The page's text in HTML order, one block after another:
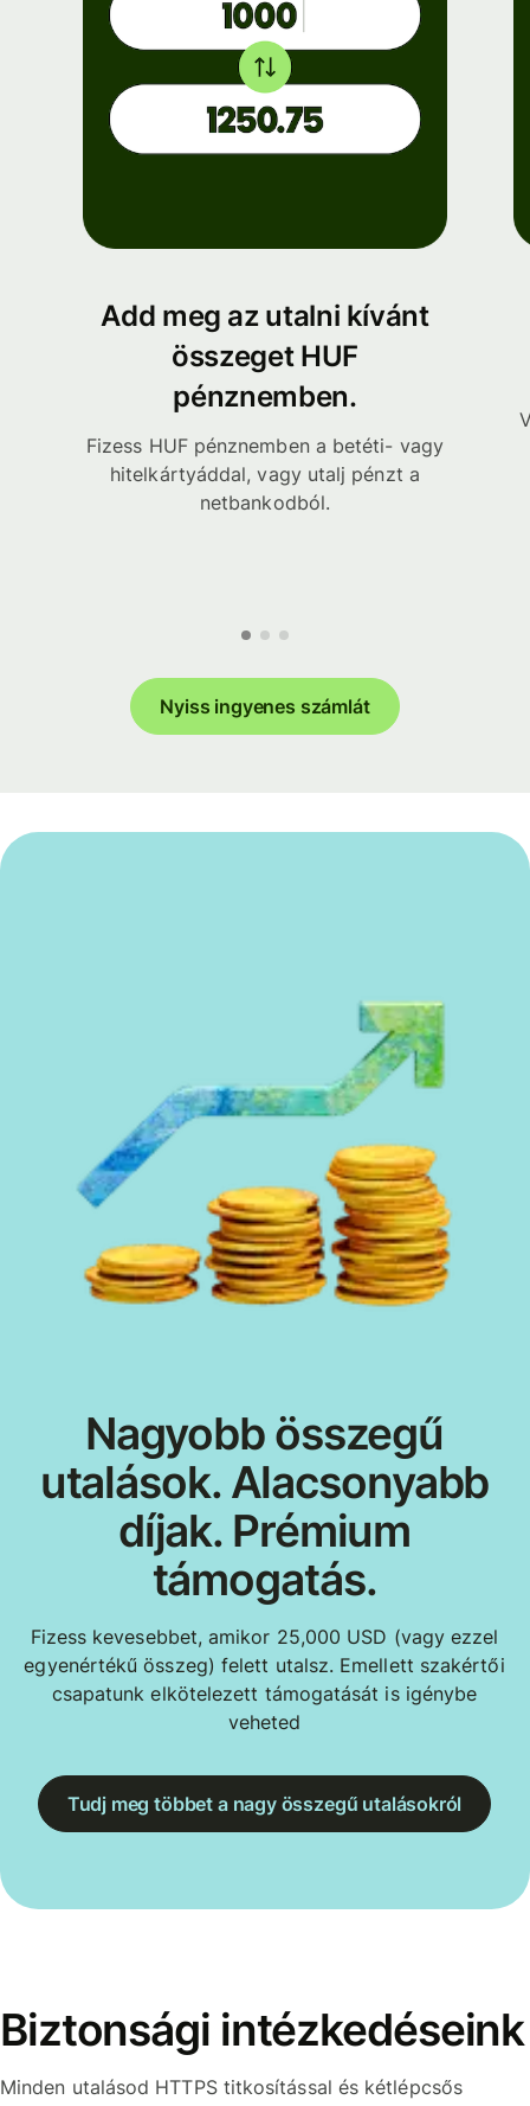
Add meg az utalni kívánt
összeget HUF
pénznemben.
Fizess HUF pénznemben a betéti- vagy
hitelkártyáddal, vagy utalj pénzt a
netbankodból.
Nyiss ingyenes számlát
Nagyobb összegű
utalások. Alacsonyabb
díjak. Prémium
támogatás.
Fizess kevesebbet, amikor 25,000 USD (vagy ezzel
egyenértékű összeg) felett utalsz. Emellett szakértői
csapatunk elkötelezett támogatását is igénybe
veheted
Tudj meg többet a nagy összegű utalásokról
Biztonsági intézkedéseink
Minden utalásod HTTPS titkosítással és kétlépcsős